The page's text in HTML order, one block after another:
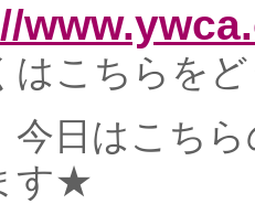
はこちらを
今日はこち
す★